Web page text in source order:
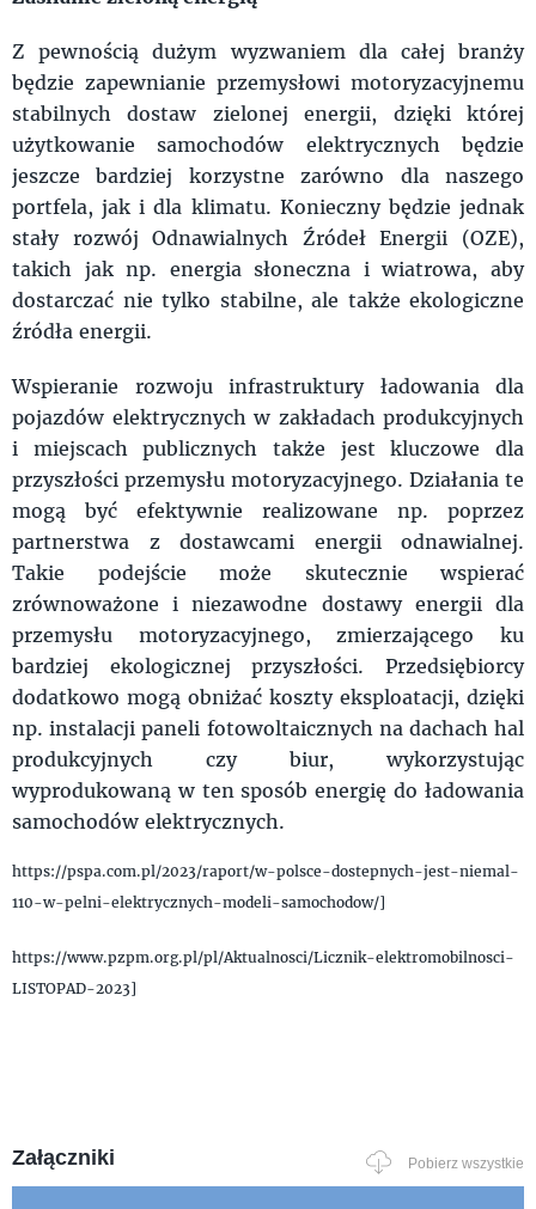
Z pewnością dużym wyzwaniem dla całej branży
będzie zapewnianie przemysłowi motoryzacyjnemu
stabilnych dostaw zielonej energii, dzięki której
użytkowanie samochodów elektrycznych będzie
jeszcze bardziej korzystne zarówno dla naszego
portfela, jak i dla klimatu. Konieczny będzie jednak
stały rozwój Odnawialnych Źródeł Energii (OZE),
takich jak np. energia słoneczna i wiatrowa, aby
dostarczać nie tylko stabilne, ale także ekologiczne
źródła energii.
Wspieranie rozwoju infrastruktury ładowania dla
pojazdów elektrycznych w zakładach produkcyjnych
i miejscach publicznych także jest kluczowe dla
przyszłości przemysłu motoryzacyjnego. Działania te
mogą być efektywnie realizowane np. poprzez
partnerstwa z dostawcami energii odnawialnej.
Takie podejście może skutecznie wspierać
zrównoważone i niezawodne dostawy energii dla
przemysłu motoryzacyjnego, zmierzającego ku
bardziej ekologicznej przyszłości. Przedsiębiorcy
dodatkowo mogą obniżać koszty eksploatacji, dzięki
np. instalacji paneli fotowoltaicznych na dachach hal
produkcyjnych czy biur, wykorzystując
wyprodukowaną w ten sposób energię do ładowania
samochodów elektrycznych.
https://pspa.com.pl/2023/raport/w-polsce-dostepnych-jest-niemal-
110-w-pelni-elektrycznych-modeli-samochodow/]
https://www.pzpm.org.pl/pl/Aktualnosci/Licznik-elektromobilnosci-
LISTOPAD-2023]
Załączniki Pobierz wszystkie